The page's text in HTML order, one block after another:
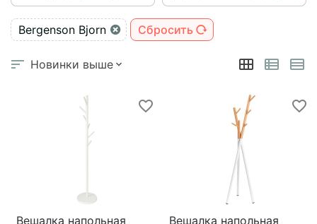
Bergenson Bjorn Сбросить
Новинки выше
Вешалка напольная
Вешалка напольная